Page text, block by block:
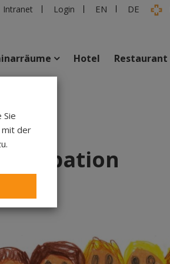
Intranet Login EN DE
Hotel Restaurant
mit der